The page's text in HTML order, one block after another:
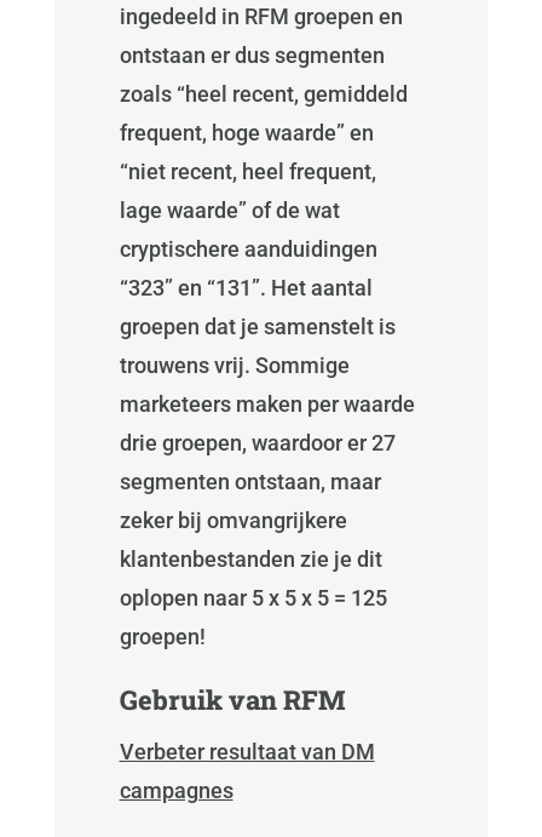
ingedeeld in RFM groepen en
ontstaan er dus segmenten
zoals “heel recent, gemiddeld
frequent, hoge waarde” en
“niet recent, heel frequent,
lage waarde” of de wat
cryptischere aanduidingen
“323” en “131”. Het aantal
groepen dat je samenstelt is
trouwens vrij. Sommige
marketeers maken per waarde
drie groepen, waardoor er 27
segmenten ontstaan, maar
zeker bij omvangrijkere
klantenbestanden zie je dit
oplopen naar 5 x 5 x 5 = 125
groepen!
Gebruik van RFM
Verbeter resultaat van DM
campagnes